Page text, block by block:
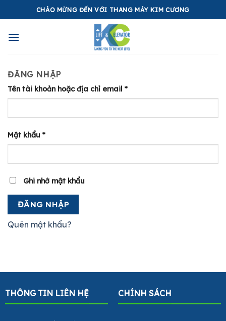
to
CHÀO MỪNG ĐẾN VỚI THANG MÁY KIM CƯƠNG
ĐĂNG NHẬP
Tên tài khoản hoặc địa chỉ email *
Mật khẩu *
Ghi nhớ mật khẩu
ĐĂNG NHẬP
Quên mật khẩu?
THÔNG TIN LIÊN HỆ CHÍNH SÁCH